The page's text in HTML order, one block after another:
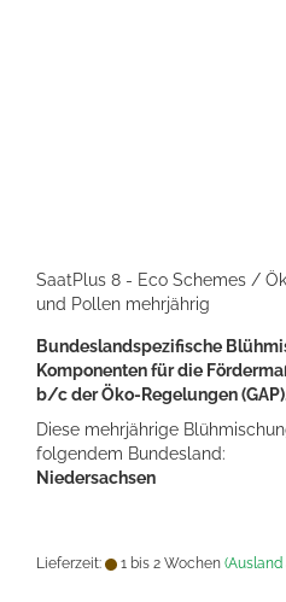
SaatPlus 8 - Eco Schemes /
und Pollen mehrjährig
Bundeslandspezifische
Komponenten für die
b/c der Öko-Regelungen
Diese mehrjährige
folgendem Bundesland:
Niedersachsen
Lieferzeit: 1 bis 2 Wochen